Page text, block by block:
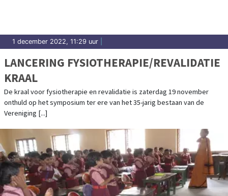
1 december 2022, 11:29 uur
LANCERING FYSIOTHERAPIE/REVALIDATIE
KRAAL
De kraal voor fysiotherapie en revalidatie is zaterdag 19 november
onthuld op het symposium ter ere van het 35-jarig bestaan van de
Vereniging [...]